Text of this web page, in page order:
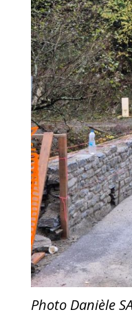
Photo Danièle